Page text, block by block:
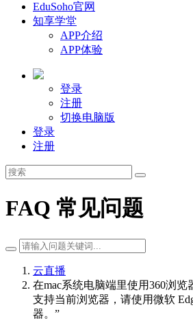
EduSoho官网
知享学堂
APP介绍
APP体验
登录
注册
切换电脑版
登录
注册
FAQ 常见问题
云直播
在mac系统电脑端里使用360浏览
支持当前浏览器，请使用微软
器。”